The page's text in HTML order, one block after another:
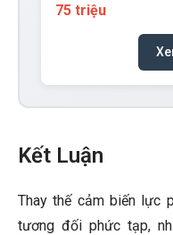
75 triệu
Kết Luận
Thay thế cảm biến lực
tương đối phức tạp,